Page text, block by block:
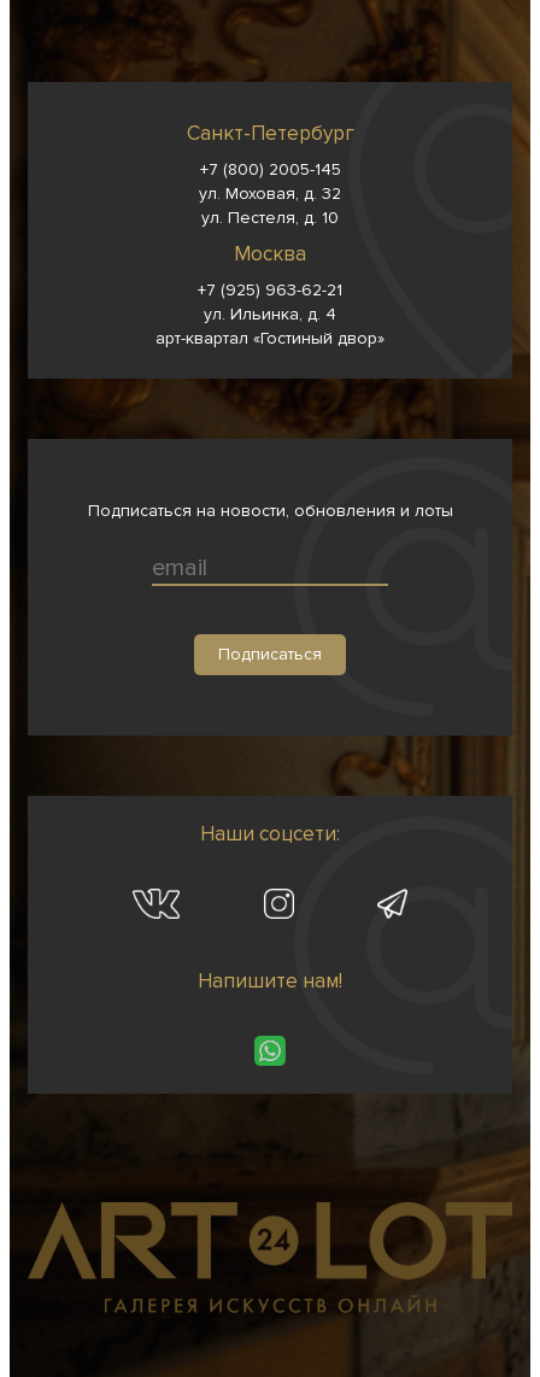
Санкт-Петербург
+7 (800) 2005-145
ул. Моховая, д. 32
ул. Пестеля, д. 10
Москва
+7 (925) 963-62-21
ул. Ильинка, д. 4
арт-квартал «Гостиный двор»
Подписаться на новости, обновления и лоты
Наши соцсети:
Напишите нам!